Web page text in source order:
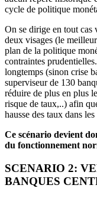
cycle de politique
On se dirige en tout cas
deux visages (le
plan de la politique
contraintes
longtemps (sinon crise
superviseur de 130
réduire de plus en plus
risque de taux,..) afin
hausse des taux dans
Ce scénario devient
du fonctionnement
SCENARIO 2:
BANQUES